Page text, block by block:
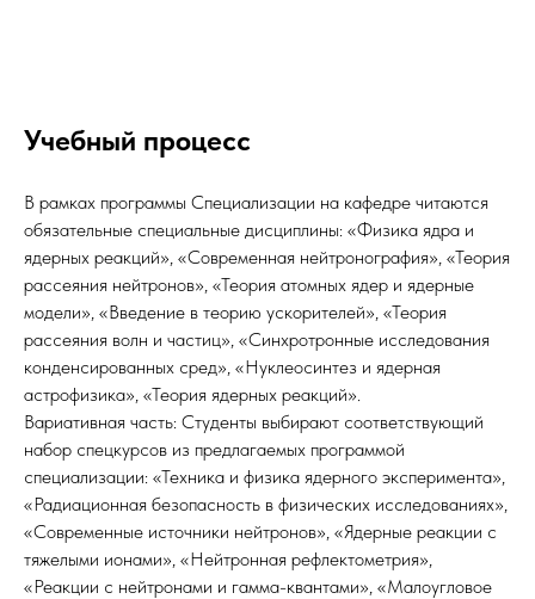
Учебный процесс
В рамках программы Специализации на кафедре читаются
обязательные специальные дисциплины: «Физика ядра и
ядерных реакций», «Современная нейтронография», «Теория
рассеяния нейтронов», «Теория атомных ядер и ядерные
модели», «Введение в теорию ускорителей», «Теория
рассеяния волн и частиц», «Синхротронные исследования
конденсированных сред», «Нуклеосинтез и ядерная
астрофизика», «Теория ядерных реакций».
Вариативная часть: Студенты выбирают соответствующий
набор спецкурсов из предлагаемых программой
специализации: «Техника и физика ядерного эксперимента»,
«Радиационная безопасность в физических исследованиях»,
«Современные источники нейтронов», «Ядерные реакции с
тяжелыми ионами», «Нейтронная рефлектометрия»,
«Реакции с нейтронами и гамма-квантами», «Малоугловое